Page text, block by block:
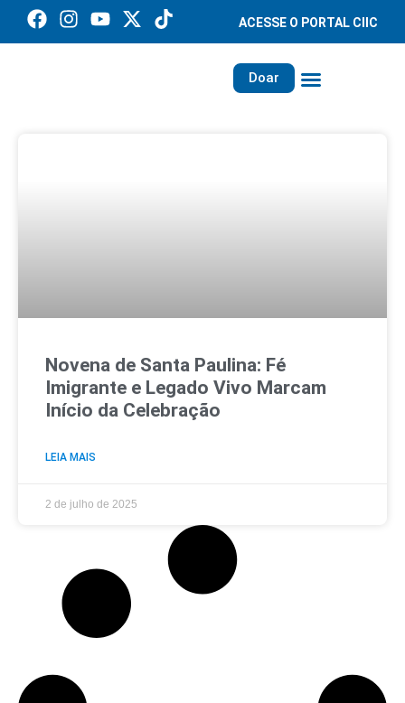
ACESSE O PORTAL CIIC
Doar
Novena de Santa Paulina: Fé
Imigrante e Legado Vivo Marcam
Início da Celebração
LEIA MAIS
2 de julho de 2025